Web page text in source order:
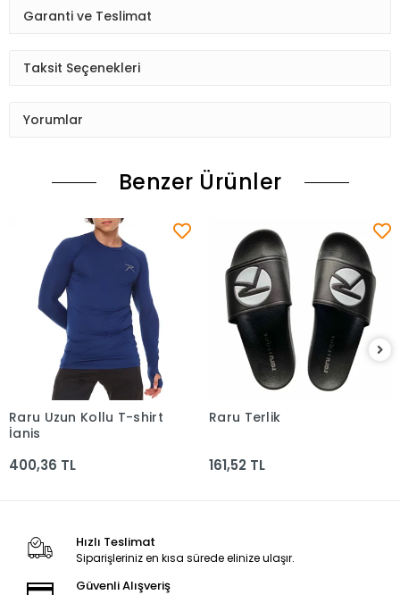
Garanti ve Teslimat
Taksit Seçenekleri
Yorumlar
Benzer Ürünler
Sepete Ekle
Raru Uzun Kollu T-shirt
İgnis
400,36 TL
Sepete Ekle
Raru Terlik
161,52 TL
Hızlı Teslimat
Siparişleriniz en kısa sürede elinize ulaşır.
Güvenli Alışveriş